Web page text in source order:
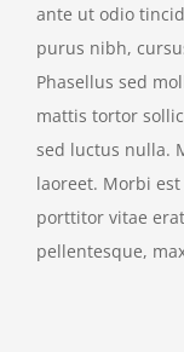
ante ut odio
purus nibh,
Phasellus sed
mattis tortor
sed luctus nulla.
laoreet. Morbi
porttitor vitae
pellentesque,